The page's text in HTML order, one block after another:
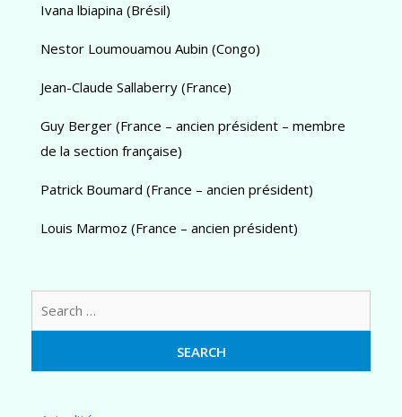
Ivana lbiapina (Brésil)
Nestor Loumouamou Aubin (Congo)
Jean-Claude Sallaberry (France)
Guy Berger (France – ancien président – membre
de la section française)
Patrick Boumard (France – ancien président)
Louis Marmoz (France – ancien président)